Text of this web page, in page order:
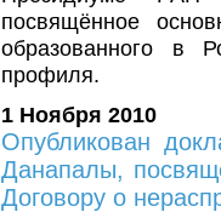
посвящённое
образованного в
профиля.
1 Ноября 2010
Опубликован
Данапалы,
Договору о